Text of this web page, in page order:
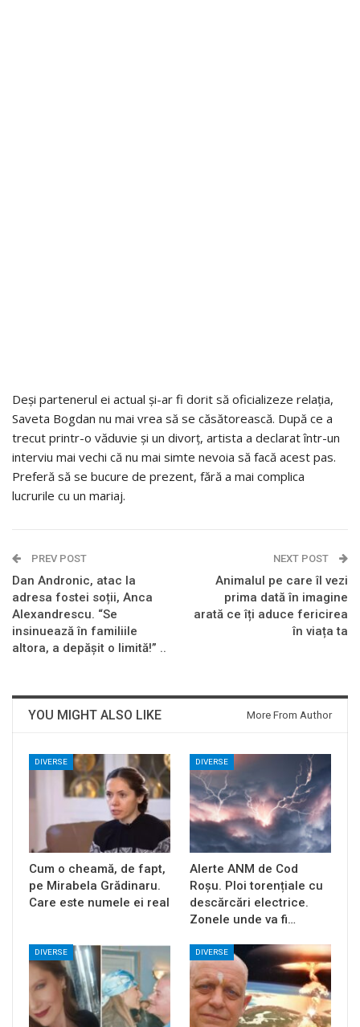
Deși partenerul ei actual și-ar fi dorit să oficializeze relația,
Saveta Bogdan nu mai vrea să se căsătorească. După ce a
trecut printr-o văduvie și un divorț, artista a declarat într-un
interviu mai vechi că nu mai simte nevoia să facă acest pas.
Preferă să se bucure de prezent, fără a mai complica
lucrurile cu un mariaj.
PREV POST
Dan Andronic, atac la
adresa fostei soții, Anca
Alexandrescu. “Se
insinuează în familiile
altora, a depășit o limită!” ..
NEXT POST
Animalul pe care îl vezi
prima dată în imagine
arată ce îți aduce fericirea
în viața ta
YOU MIGHT ALSO LIKE More From Author
DIVERSE
Cum o cheamă, de fapt,
pe Mirabela Grădinaru.
Care este numele ei real
DIVERSE
Alerte ANM de Cod
Roșu. Ploi torențiale cu
descărcări electrice.
Zonele unde va fi…
DIVERSE DIVERSE